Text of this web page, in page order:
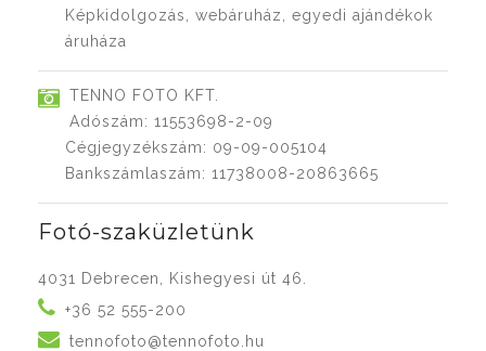
Képkidolgozás, webáruház, egyedi ajándékok
áruháza
TENNO FOTO KFT.
Adószám: 11553698-2-09
Cégjegyzékszám: 09-09-005104
Bankszámlaszám: 11738008-20863665
Fotó-szaküzletünk
4031 Debrecen, Kishegyesi út 46.
+36 52 555-200
tennofoto@tennofoto.hu